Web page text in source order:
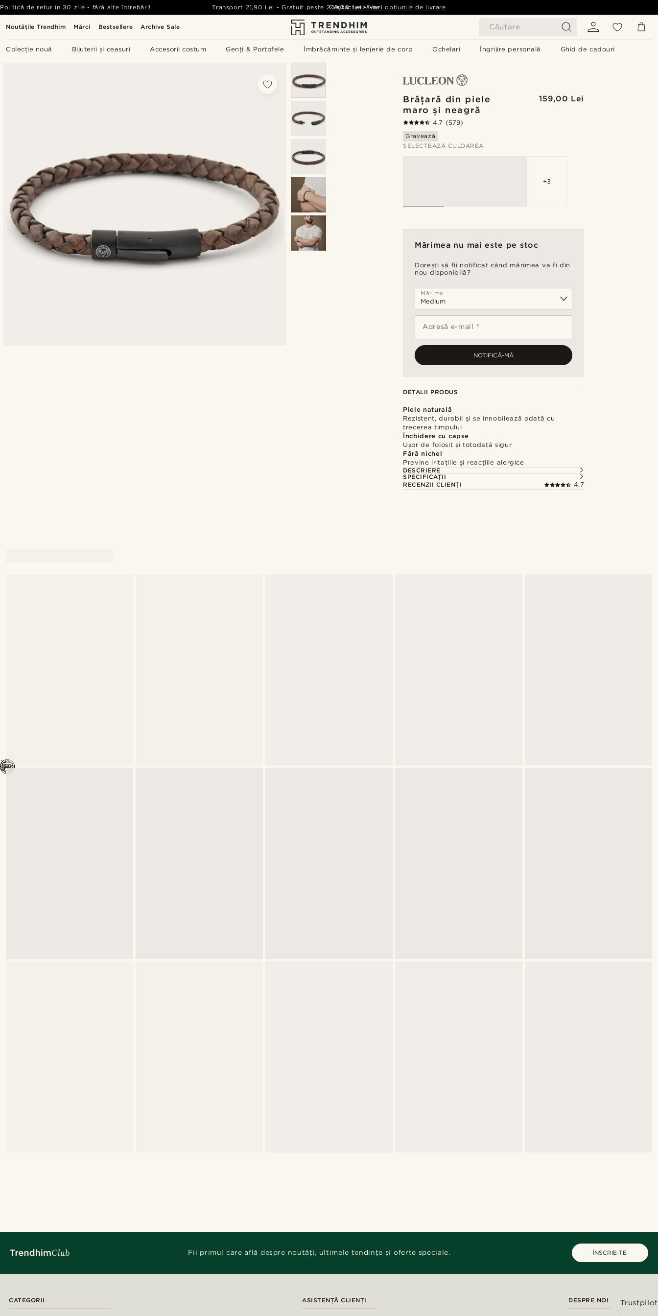
Noutățile Trendhim Mărci Bestsellere Archive Sale Căutare
Colecție nouă Bijuterii și ceasuri Accesorii costum Genți & Portofele Îmbrăcăminte și lenjerie de corp Ochelari Îngrijire personală Ghid de cadouri
Politică de retur în 30 zile - fără alte întrebări! Transport 21,90 Lei -Gratuit peste 249,00 Lei - Vezi opțiunile de livrare
Contactează-ne
Brățară din piele
maro și neagră
159,00 Lei
4.7 (579)
Gravează
SELECTEAZĂ CULOAREA
+3
Mărimea nu mai este pe stoc
Dorești să fii notificat când mărimea va fi din
nou disponibilă?
Mărime
Adresă e-mail *
NOTIFICĂ-MĂ
DETALII PRODUS
Piele naturală
Rezistent, durabil și se înnobilează odată cu
trecerea timpului
Închidere cu capse
Ușor de folosit și totodată sigur
Fără nichel
Previne iritațiile și reacțiile alergice
DESCRIERE
SPECIFICAȚII
RECENZII CLIENȚI
4.7
Fii primul care află despre noutăți, ultimele tendințe și oferte speciale. ÎNSCRIE-TE
CATEGORII ASISTENȚĂ CLIENȚI DESPRE NOI Trustpilot